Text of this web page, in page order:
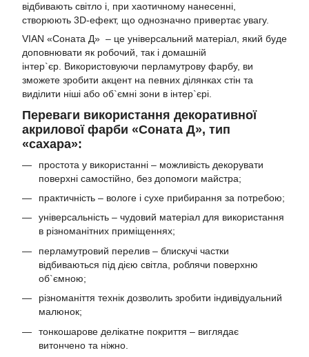
відбивають світло і, при хаотичному нанесенні,
створюють 3D-ефект, що однозначно привертає увагу.
VIAN «Соната Д» – це універсальний матеріал, який буде
доповнювати як робочий, так і домашній
інтер`єр. Використовуючи перламутрову фарбу, ви
зможете зробити акцент на певних ділянках стін та
виділити ніші або об`ємні зони в інтер`єрі.
Переваги використання декоративної
акрилової фарби «Соната Д», тип
«сахара»:
простота у використанні – можливість декорувати
поверхні самостійно, без допомоги майстра;
практичність – вологе і сухе прибирання за потребою;
універсальність – чудовий матеріал для використання
в різноманітних приміщеннях;
перламутровий перелив – блискучі частки
відбиваються під дією світла, роблячи поверхню
об`ємною;
різноманіття технік дозволить зробити індивідуальний
малюнок;
тонкошарове делікатне покриття – виглядає
витончено та ніжно.